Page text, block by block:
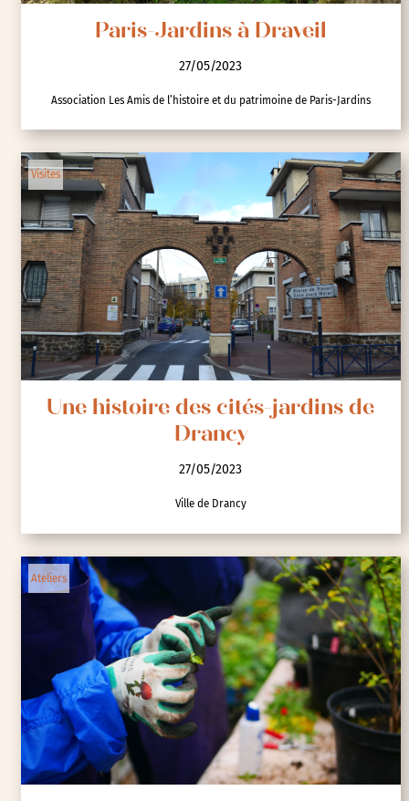
Paris-Jardins à Draveil
27/05/2023
Association Les Amis de l’histoire et du patrimoine de Paris-Jardins
Visites
Une histoire des cités-jardins de
Drancy
27/05/2023
Ville de Drancy
Ateliers